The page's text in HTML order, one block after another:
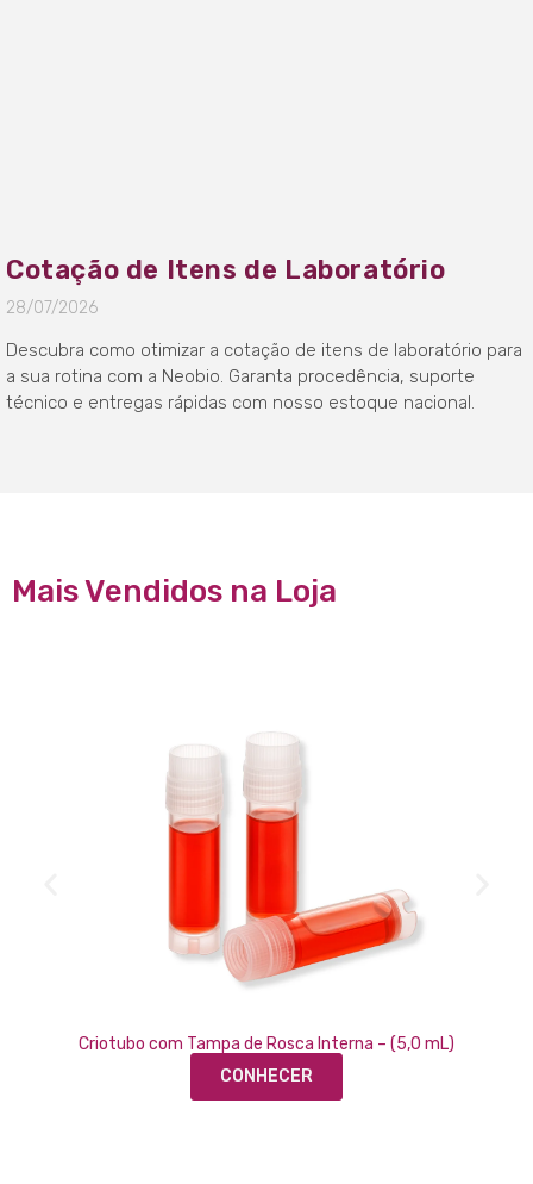
Cotação de Itens de Laboratório
28/07/2026
Descubra como otimizar a cotação de itens de laboratório para
a sua rotina com a Neobio. Garanta procedência, suporte
técnico e entregas rápidas com nosso estoque nacional.
Mais Vendidos na Loja
Criotubo com Tampa de Rosca Interna – (5,0 mL)
CONHECER